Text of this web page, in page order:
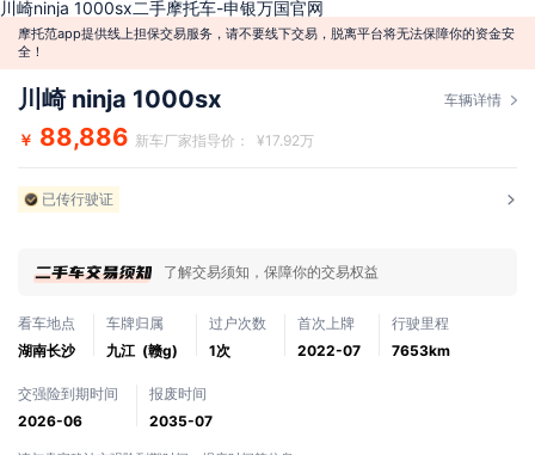
川崎ninja 1000sx二手摩托车-申银万国官网
摩托范app提供线上担保交易服务，请不要线下交易，脱离平台将无法保障你的资金安
全！
川崎 ninja 1000sx 车辆详情
￥ 88,886 新车厂家指导价： ¥17.92万
已传行驶证
了解交易须知，保障你的交易权益
看车地点
湖南长沙
车牌归属
九江 (赣g)
过户次数
1次
首次上牌
2022-07
行驶里程
7653km
交强险到期时间
2026-06
报废时间
2035-07